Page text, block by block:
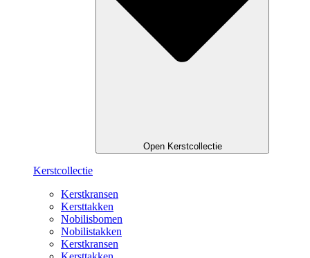
Open Kerstcollectie
Kerstcollectie
Kerstkransen
Kersttakken
Nobilisbomen
Nobilistakken
Kerstkransen